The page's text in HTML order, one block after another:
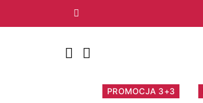
Poprzedni
PROMOCJA 3+3